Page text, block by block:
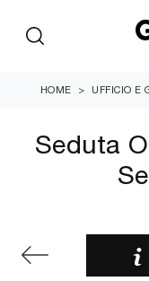
HOME > UFFICIO E
Seduta